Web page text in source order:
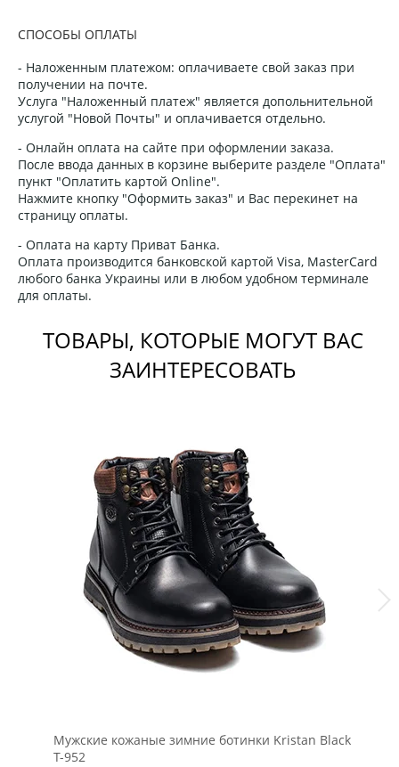
СПОСОБЫ ОПЛАТЫ
- Наложенным платежом: оплачиваете свой заказ при
получении на почте.
Услуга "Наложенный платеж" является допольнительной
услугой "Новой Почты" и оплачивается отдельно.
- Онлайн оплата на сайте при оформлении заказа.
После ввода данных в корзине выберите разделе "Оплата"
пункт "Оплатить картой Online".
Нажмите кнопку "Оформить заказ" и Вас перекинет на
страницу оплаты.
- Оплата на карту Приват Банка.
Оплата производится банковской картой Visa, MasterCard
любого банка Украины или в любом удобном терминале
для оплаты.
ТОВАРЫ, КОТОРЫЕ МОГУТ ВАС
ЗАИНТЕРЕСОВАТЬ
Мужские кожаные зимние ботинки Kristan Black
Т-952